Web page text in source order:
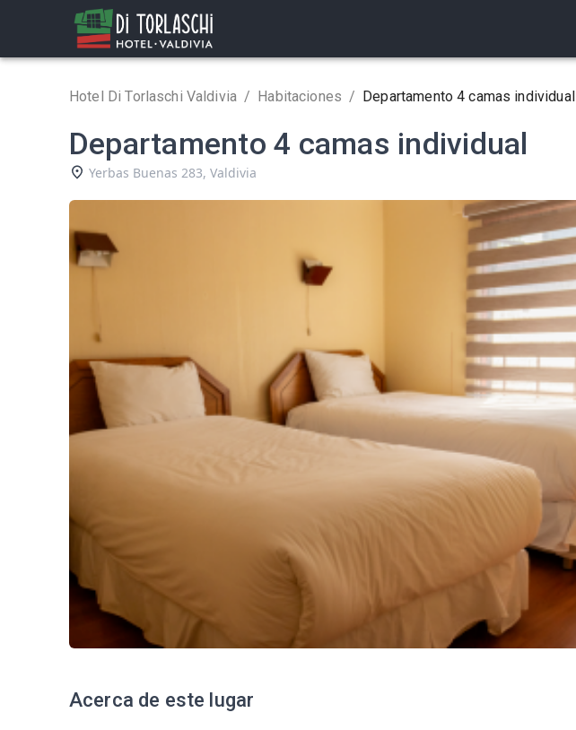
Hotel Di Torlaschi Valdivia / Habitaciones / Departamento 4 camas individual
Departamento 4 camas individual
Yerbas Buenas 283, Valdivia
Acerca de este lugar